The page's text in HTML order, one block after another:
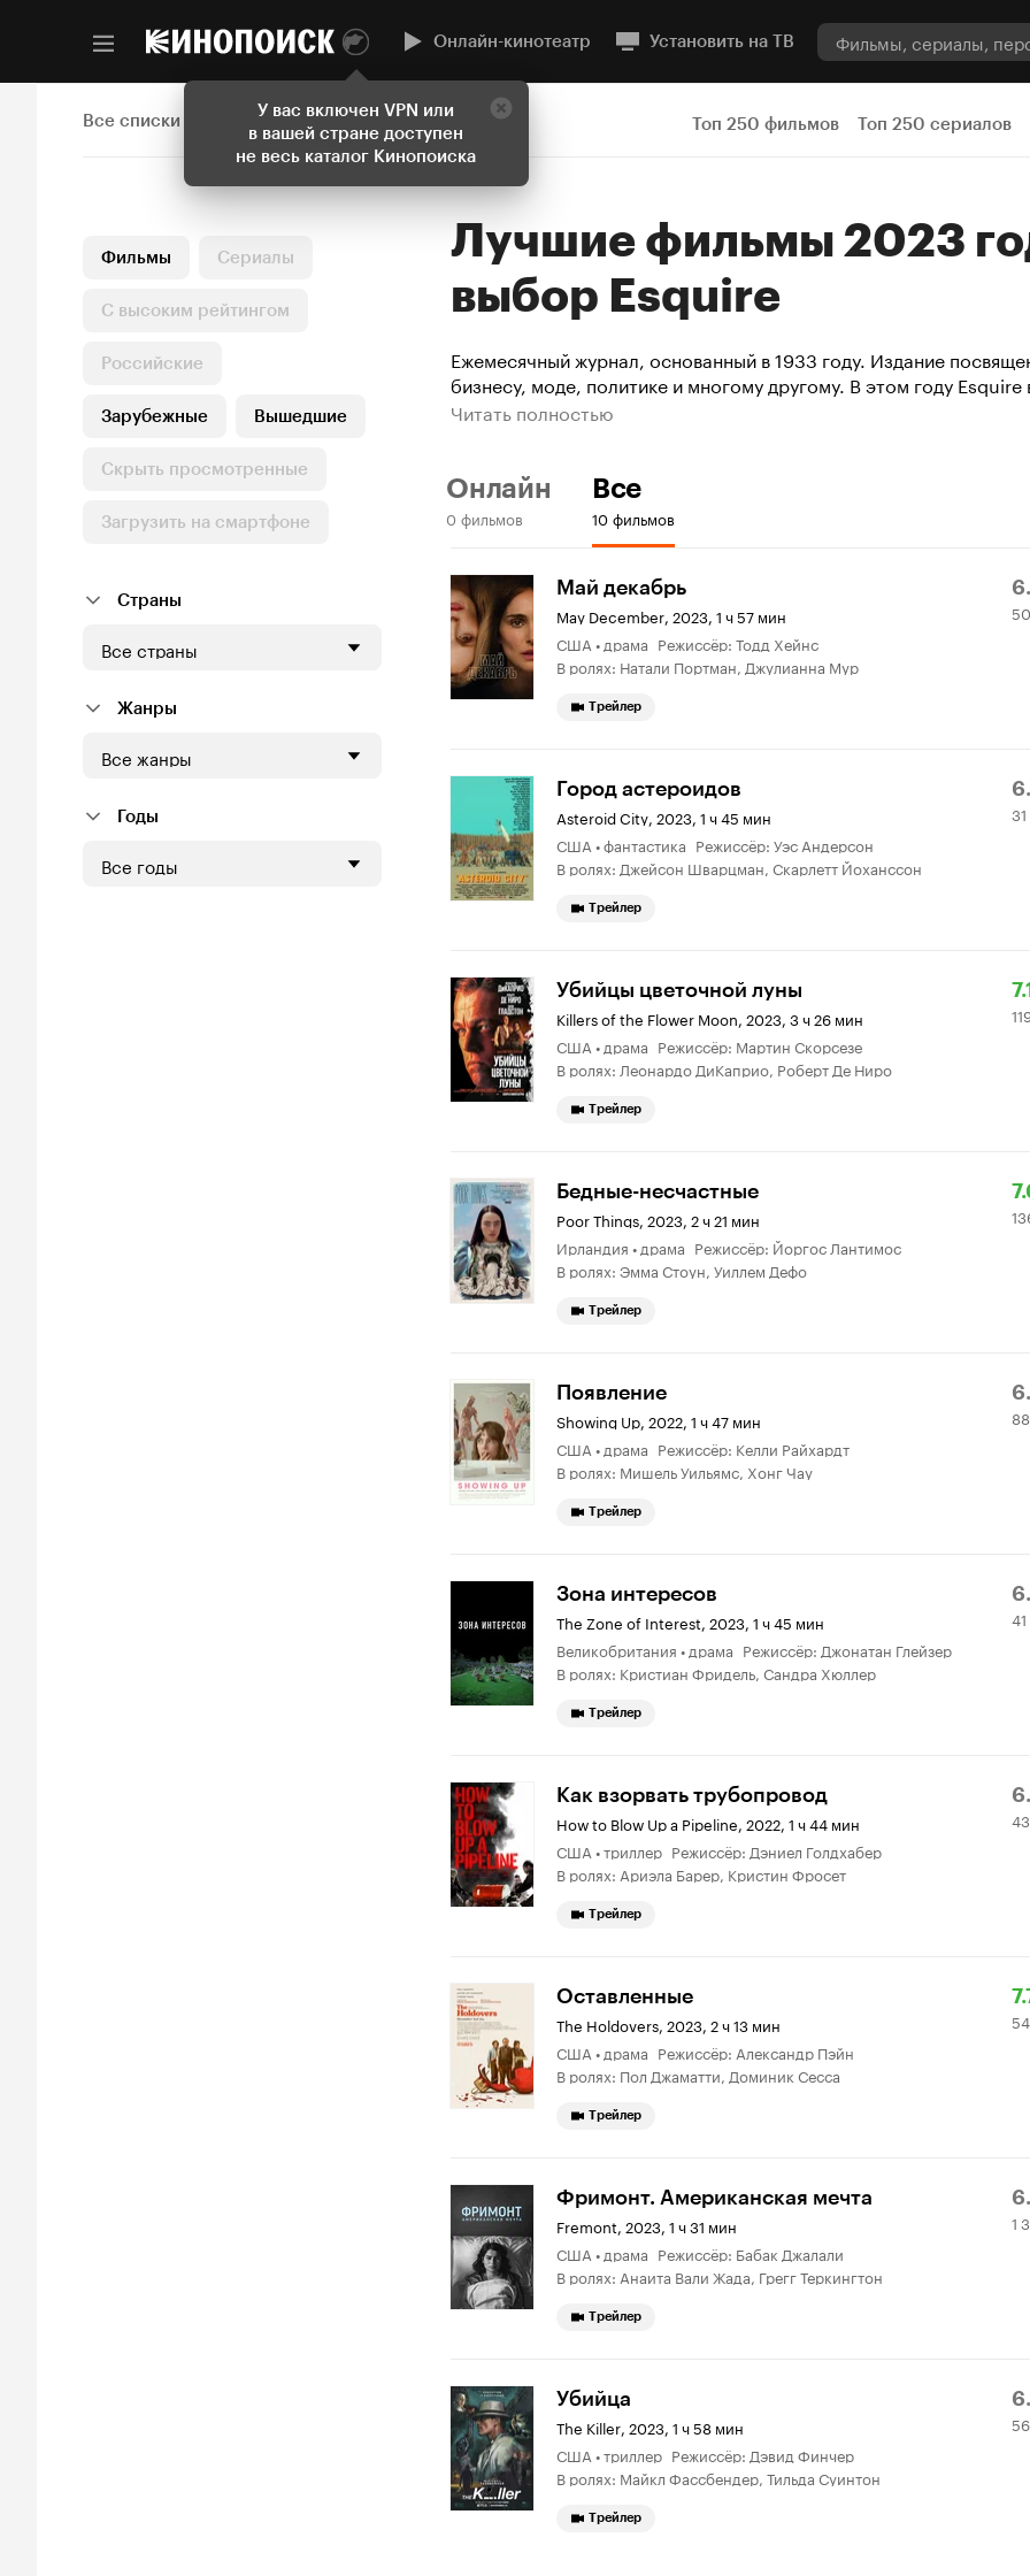
У вас включен VPN или
в вашей стране доступен
не весь каталог Кинопоиска
Онлайн-кинотеатр Установить на ТВ
Все списки Топ 250 фильмов Топ 250 сериалов
Фильмы Сериалы
С высоким рейтингом
Российские
Зарубежные Вышедшие
Скрыть просмотренные
Загрузить на смартфоне
Страны
Все страны
Жанры
Все жанры
Годы
Все годы
Лучшие фильмы 2023 года:
выбор Esquire
Ежемесячный журнал, основанный в 1933 году. Издание
бизнесу, моде, политике и многому другому. В этом году
лучших фильмов — мы публикуем первую десятку, куда не попали
Читать полностью
Онлайн
0 фильмов
Все
10 фильмов
Май декабрь
May December, 2023, 1 ч 57 мин
США • драма Режиссёр: Тодд Хейнс
В ролях: Натали Портман, Джулианна Мур
Трейлер
Город астероидов
Asteroid City, 2023, 1 ч 45 мин
США • фантастика Режиссёр: Уэс Андерсон
В ролях: Джейсон Шварцман, Скарлетт Йоханссон
31
Трейлер
Убийцы цветочной луны
Killers of the Flower Moon, 2023, 3 ч 26 мин
США • драма Режиссёр: Мартин Скорсезе
В ролях: Леонардо ДиКаприо, Роберт Де Ниро
Трейлер
Бедные-несчастные
Poor Things, 2023, 2 ч 21 мин
Ирландия • драма Режиссёр: Йоргос Лантимос
В ролях: Эмма Стоун, Уиллем Дефо
Трейлер
Появление
Showing Up, 2022, 1 ч 47 мин
США • драма Режиссёр: Келли Райхардт
В ролях: Мишель Уильямс, Хонг Чау
Трейлер
Зона интересов
The Zone of Interest, 2023, 1 ч 45 мин
Великобритания • драма Режиссёр: Джонатан Глейзер
В ролях: Кристиан Фридель, Сандра Хюллер
41
Трейлер
Как взорвать трубопровод
How to Blow Up a Pipeline, 2022, 1 ч 44 мин
США • триллер Режиссёр: Дэниел Голдхабер
В ролях: Ариэла Барер, Кристин Фросет
Трейлер
Оставленные
The Holdovers, 2023, 2 ч 13 мин
США • драма Режиссёр: Александр Пэйн
В ролях: Пол Джаматти, Доминик Сесса
Трейлер
Фримонт. Американская мечта
Fremont, 2023, 1 ч 31 мин
США • драма Режиссёр: Бабак Джалали
В ролях: Анаита Вали Жада, Грегг Теркингтон
1
1
Трейлер
Убийца
The Killer, 2023, 1 ч 58 мин
США • триллер Режиссёр: Дэвид Финчер
В ролях: Майкл Фассбендер, Тильда Суинтон
Трейлер